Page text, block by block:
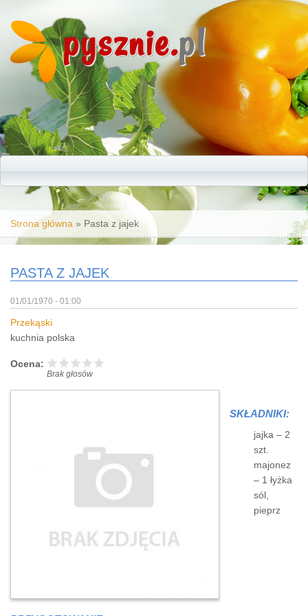
pysznie.pl
Jesteś tutaj
Strona główna » Pasta z jajek
PASTA Z JAJEK
01/01/1970 - 01:00
Przekąski
kuchnia polska
Ocena:
Brak głosów
SKŁADNIKI:
jajka – 2
szt.
majonez
– 1 łyżka
sól,
pieprz